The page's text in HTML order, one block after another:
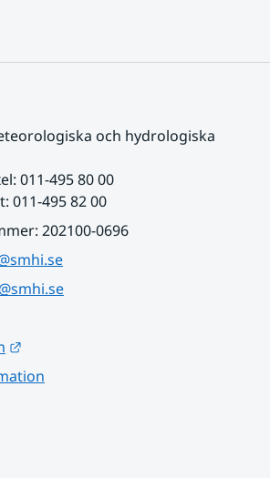
och hydrologiska
011-495 80 00
011-495 82 00
202100-0696